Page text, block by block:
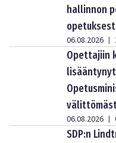
hallinnon
06.08.2026 |
Opettajiin
06.08.2026 |
SDP:n